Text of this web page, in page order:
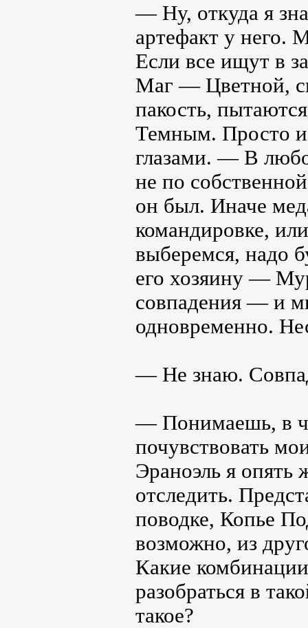
— Ну, откуда я
артефакт у него.
Если все ищут в
Маг — Цветной,
пакость,
Темным. Просто
глазами. — В
не по
он был. Иначе
командировке,
выберемся, надо
его хозяину —
совпадения — и
одновременно.
— Не знаю.
— Понимаешь, в
почувствовать
Эраноэль я опять
отследить.
поводке, Копье
возможно, из
Какие
разобраться в
такое?